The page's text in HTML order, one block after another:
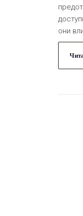
они